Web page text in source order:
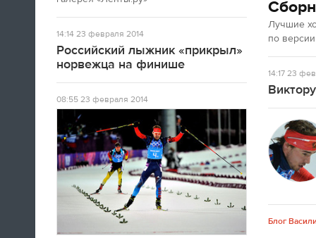
09:05
Доброе утро, дорогие читатели!
«Лента.ру» продолжает вести
олимпийскую хронику, хотя
соревнования уже закончены и
медали разыграны. Но все это не
означает, что в Сочи сегодня ничего
происходить не будет.
ЧИТАТЬ ЦЕЛИКОМ
14:1423 февраля 2014
Российский лыжник «прикрыл»
норвежца на финише
08:5523 февраля 2014
Лучшие
по
14:1723
Блог